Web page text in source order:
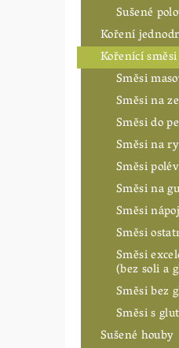
Sušené
Koření
Kořenící směsi
Směsi
Směsi na
Směsi do
Směsi na
Směsi
Směsi na
Směsi
Směsi
Směsi
(bez soli a
Směsi bez
Směsi s
Sušené houby